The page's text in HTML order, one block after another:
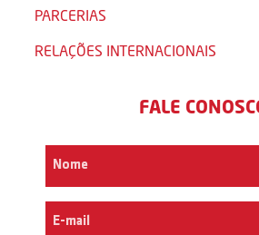
PARCERIAS
RELAÇÕES INTERNACIONAIS
FALE